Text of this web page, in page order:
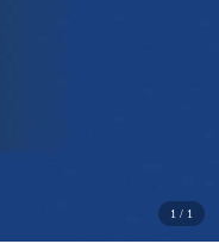
1/ 1